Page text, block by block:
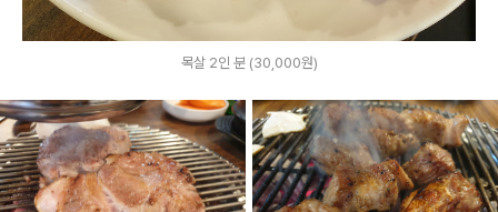
목살 2인 분 (30,000원)